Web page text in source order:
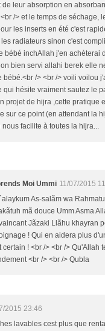
de leur absorption en
/> et le temps de séchage,
les inserts en été c'est
radiateurs sinon c'est
bébé inchAllah j'en achèterai
bien servi allahi berek elle
bébé.<br /> <br /> voili voilou
qui hésite vraiment sautez le
projet de hijra ,cette pratique
sur ce point (en attendant la
nous facilite à toutes la hijra...
Moi Ummi 11/07/2015
As-salãm wa
mã douce Umm Asma
Jãzaki Llãhu khayran
! Qui en aidera plus
certain ! <br /> <br /> Qu'Allah
<br /> <br /> Qubla
2015 23:46
lavables cest plus que